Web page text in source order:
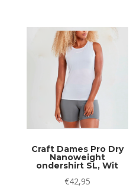
was:
€39,95.
is:
Craft Dames Pro Dry
Nanoweight
ondershirt SL, Wit
€42,95